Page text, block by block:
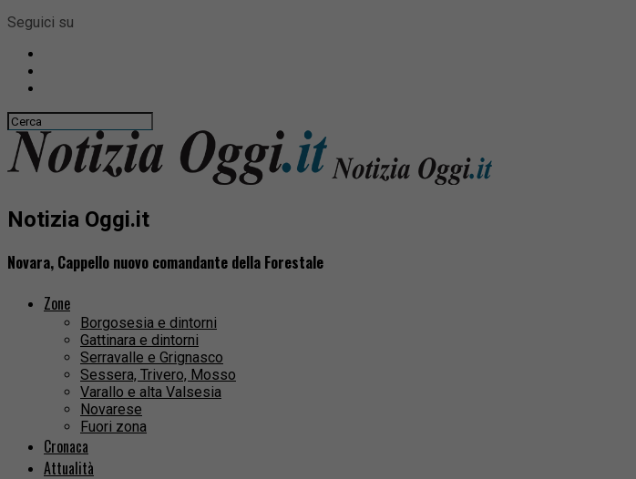
Seguici su
Notizia Oggi.it
Novara, Cappello nuovo comandante della Forestale
Zone
Borgosesia e dintorni
Gattinara e dintorni
Serravalle e Grignasco
Sessera, Trivero, Mosso
Varallo e alta Valsesia
Novarese
Fuori zona
Cronaca
Attualità